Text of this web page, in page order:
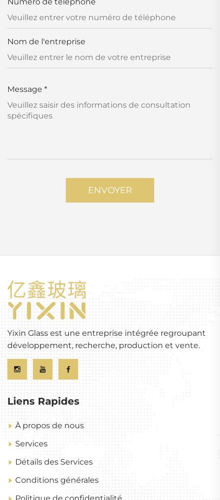
Nom de l'entreprise
Message *
ENVOYER
Yixin Glass est une entreprise intégrée regroupant
développement, recherche, production et vente.
Liens Rapides
À propos de nous
Services
Détails des Services
Conditions générales